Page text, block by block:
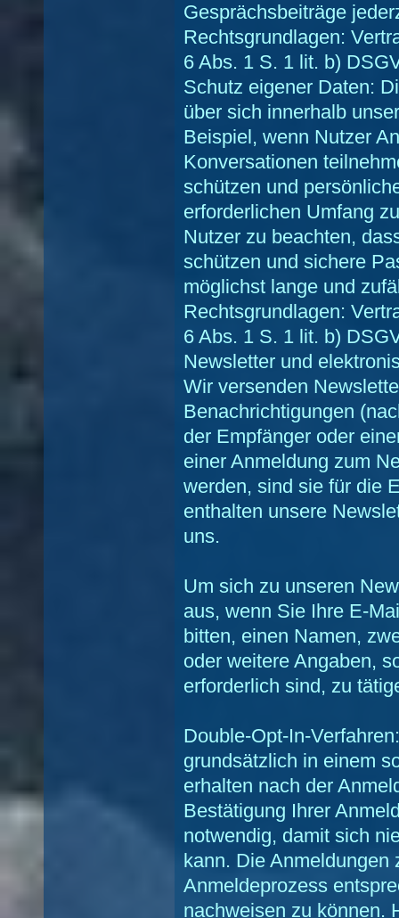
Gesprächsbeiträge
Rechtsgrundlagen:
6 Abs. 1 S. 1 lit. b)
Schutz eigener Daten:
über sich innerhalb
Beispiel, wenn Nutzer
Konversationen
schützen und
erforderlichen Umfang
Nutzer zu beachten,
schützen und sichere
möglichst lange und
Rechtsgrundlagen:
6 Abs. 1 S. 1 lit. b)
Newsletter und
Wir versenden
Benachrichtigungen
der Empfänger oder
einer Anmeldung zum
werden, sind sie für die
enthalten unsere
uns.
Um sich zu unseren
aus, wenn Sie Ihre E-
bitten, einen Namen,
oder weitere Angaben,
erforderlich sind, zu
Double-Opt-In-
grundsätzlich in einem
erhalten nach der
Bestätigung Ihrer
notwendig, damit sich
kann. Die
Anmeldeprozess
nachweisen zu können.